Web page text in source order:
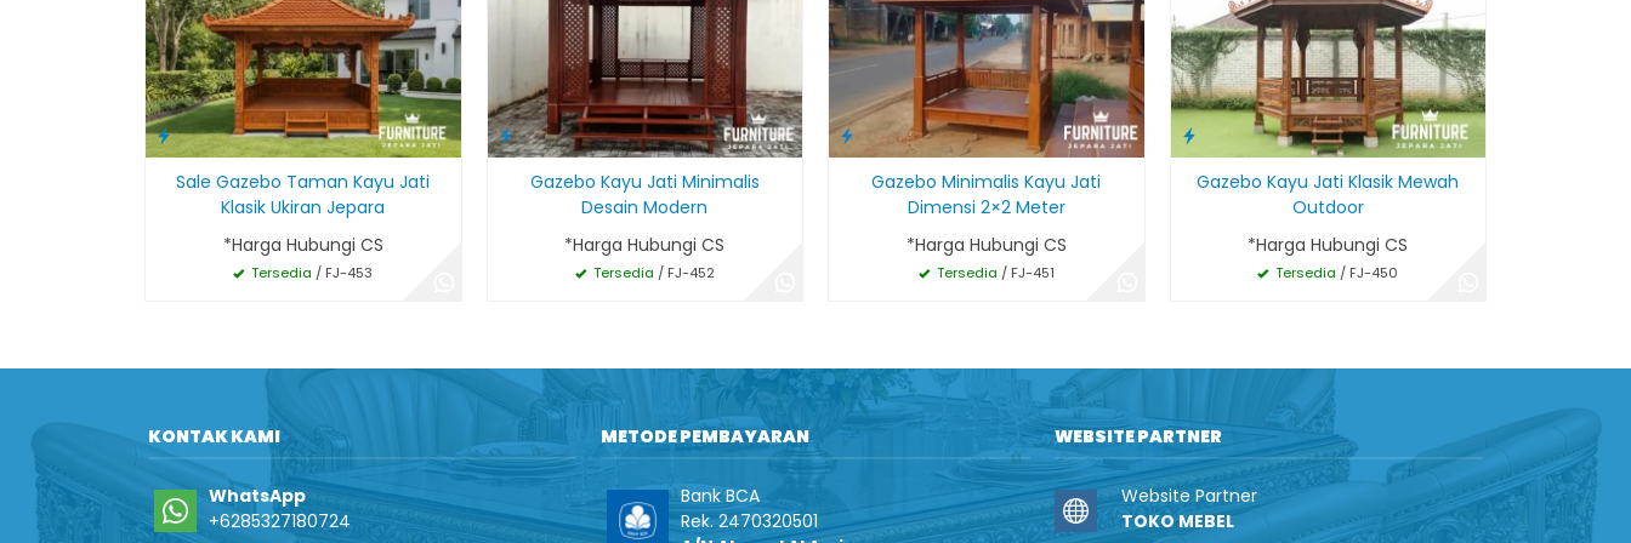
Sale Gazebo Taman Kayu Jati
Klasik Ukiran Jepara
*Harga Hubungi CS
Tersedia / FJ-453
Gazebo Kayu Jati Minimalis
Desain Modern
*Harga Hubungi CS
Tersedia / FJ-452
Gazebo Minimalis Kayu Jati
Dimensi 2×2 Meter
*Harga Hubungi CS
Tersedia / FJ-451
Gazebo Kayu Jati Klasik Mewah
Outdoor
*Harga Hubungi CS
Tersedia / FJ-450
KONTAK KAMI
WhatsApp
+6285327180724
METODE PEMBAYARAN
Bank BCA
Rek. 2470320501
WEBSITE PARTNER
Website Partner
TOKO MEBEL